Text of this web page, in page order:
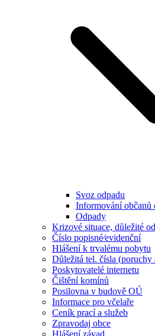
Svoz odpadu
Informování občanů
Odpady
Krizové situace, důležité
Číslo popisné⁄evidenční
Hlášení k trvalému pobytu
Důležitá tel. čísla (poruchy
Poskytovatelé internetu
Čištění komínů
Posilovna v budově OÚ
Informace pro včelaře
Ceník prací a služeb
Zpravodaj obce
Hlášení závad